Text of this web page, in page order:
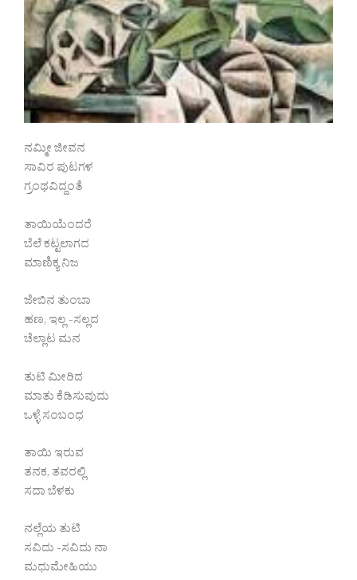
ನಮ್ಮೀ ಜೀವನ
ಸಾವಿರ ಪುಟಗಳ
ಗ್ರಂಥವಿದ್ದಂತೆ
ತಾಯಿಯೆಂದರೆ
ಬೆಲೆ ಕಟ್ಟಲಾಗದ
ಮಾಣಿಕ್ಯ ನಿಜ
ಜೇಬಿನ ತುಂಬಾ
ಹಣ, ಇಲ್ಲ -ಸಲ್ಲದ
ಚೆಲ್ಲಾಟ ಮನ
ತುಟಿ ಮೀರಿದ
ಮಾತು ಕೆಡಿಸುವುದು
ಒಳ್ಳೆ ಸಂಬಂಧ
ತಾಯಿ ಇರುವ
ತನಕ, ತವರಲ್ಲಿ
ಸದಾ ಬೆಳಕು
ನಲ್ಲೆಯ ತುಟಿ
ಸವಿದು -ಸವಿದು ನಾ
ಮಧುಮೇಹಿಯು